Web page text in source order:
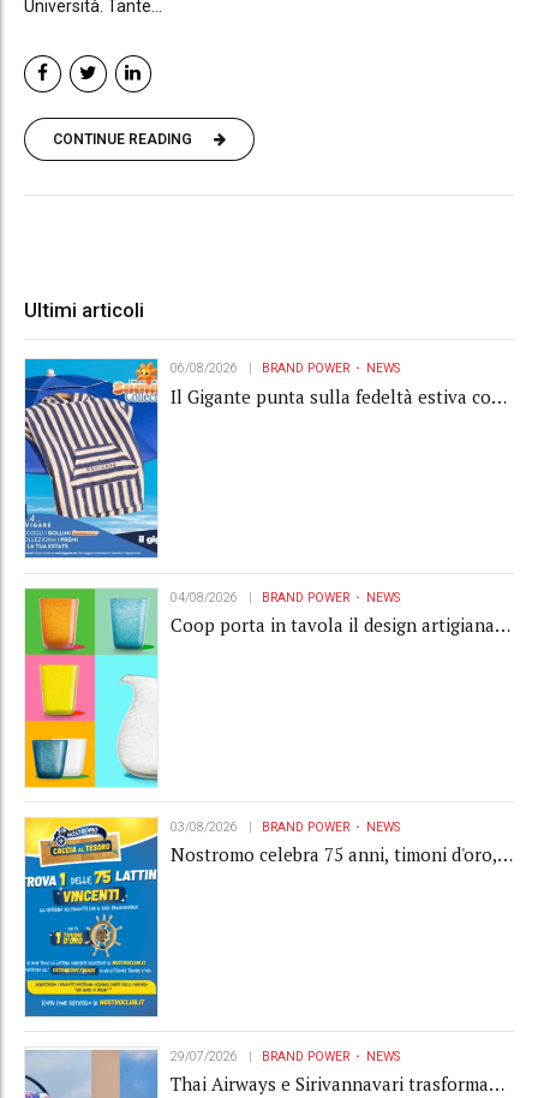
Università. Tante...
CONTINUE READING
Ultimi articoli
06/08/2026 BRAND POWER NEWS
Il Gigante punta sulla fedeltà estiva con
04/08/2026 BRAND POWER NEWS
Coop porta in tavola il design artigianale
03/08/2026 BRAND POWER NEWS
Nostromo celebra 75 anni, timoni d'oro,
29/07/2026 BRAND POWER NEWS
Thai Airways e Sirivannavari trasformano